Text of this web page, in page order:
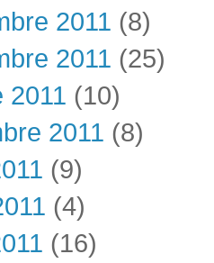
2011 (8)
2011 (25)
2011 (10)
2011 (8)
(9)
(4)
(16)